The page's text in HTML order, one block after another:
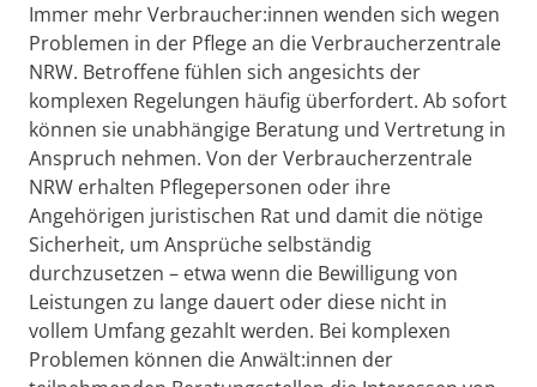
Immer mehr Verbraucher:innen wenden sich wegen
Problemen in der Pflege an die Verbraucherzentrale
NRW. Betroffene fühlen sich angesichts der
komplexen Regelungen häufig überfordert. Ab sofort
können sie unabhängige Beratung und Vertretung in
Anspruch nehmen. Von der Verbraucherzentrale
NRW erhalten Pflegepersonen oder ihre
Angehörigen juristischen Rat und damit die nötige
Sicherheit, um Ansprüche selbständig
durchzusetzen – etwa wenn die Bewilligung von
Leistungen zu lange dauert oder diese nicht in
vollem Umfang gezahlt werden. Bei komplexen
Problemen können die Anwält:innen der